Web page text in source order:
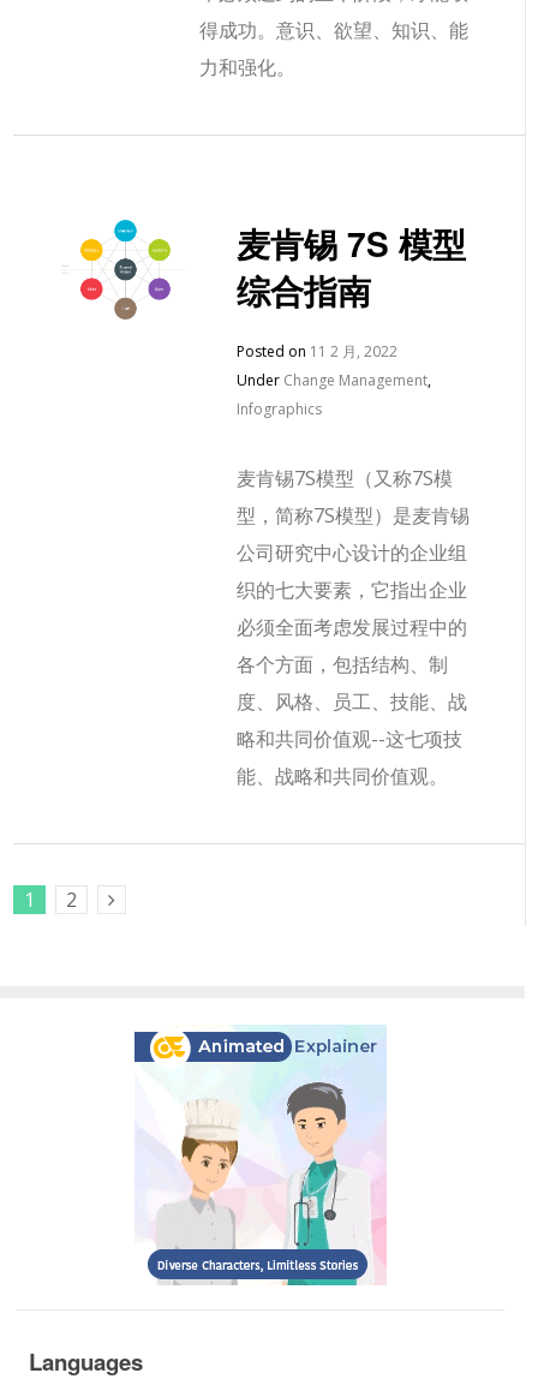
得成功。意识、欲望、知识、能
力和强化。
麦肯锡 7S 模型
综合指南
Posted on 11 2 月, 2022
Under Change Management,
Infographics
麦肯锡7S模型（又称7S模
型，简称7S模型）是麦肯锡
公司研究中心设计的企业组
织的七大要素，它指出企业
必须全面考虑发展过程中的
各个方面，包括结构、制
度、风格、员工、技能、战
略和共同价值观--这七项技
能、战略和共同价值观。
1
2
Languages